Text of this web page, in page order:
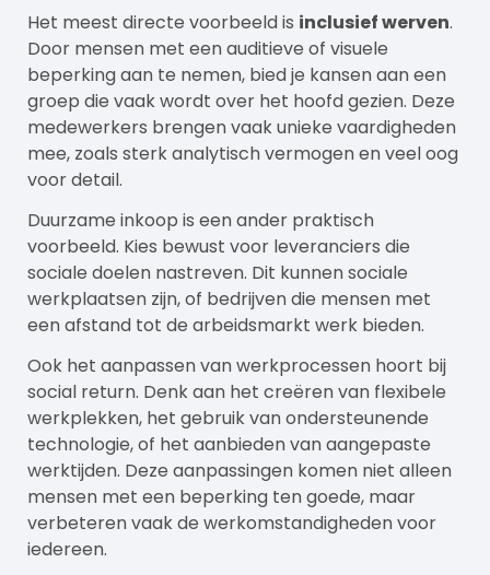
Het meest directe voorbeeld is inclusief werven.
Door mensen met een auditieve of visuele
beperking aan te nemen, bied je kansen aan een
groep die vaak wordt over het hoofd gezien. Deze
medewerkers brengen vaak unieke vaardigheden
mee, zoals sterk analytisch vermogen en veel oog
voor detail.
Duurzame inkoop is een ander praktisch
voorbeeld. Kies bewust voor leveranciers die
sociale doelen nastreven. Dit kunnen sociale
werkplaatsen zijn, of bedrijven die mensen met
een afstand tot de arbeidsmarkt werk bieden.
Ook het aanpassen van werkprocessen hoort bij
social return. Denk aan het creëren van flexibele
werkplekken, het gebruik van ondersteunende
technologie, of het aanbieden van aangepaste
werktijden. Deze aanpassingen komen niet alleen
mensen met een beperking ten goede, maar
verbeteren vaak de werkomstandigheden voor
iedereen.